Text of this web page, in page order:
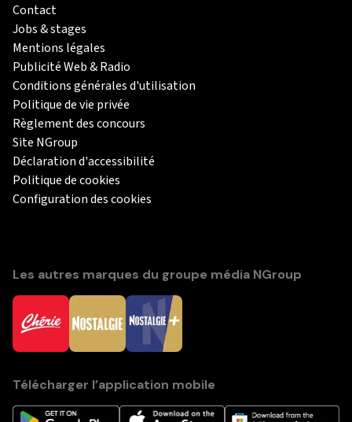
Contact
Jobs & stages
Mentions légales
Publicité Web & Radio
Conditions générales d'utilisation
Politique de vie privée
Règlement des concours
Site NGroup
Déclaration d'accessibilité
Politique de cookies
Configuration des cookies
Les autres marques du groupe média NGroup
Télécharger l’application mobile